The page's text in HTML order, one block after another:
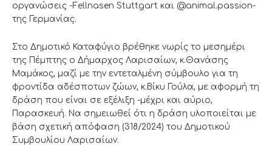
οργανώσεις -Fellnasen Stuttgart και @animal.passion-
της Γερμανίας.
Στο Δημοτικό Καταφύγιο βρέθηκε νωρίς το μεσημέρι
της Πέμπτης ο Δήμαρχος Λαρισαίων, κ.Θανάσης
Μαμάκος, μαζί με την εντεταλμένη σύμβουλο για τη
φροντίδα αδέσποτων ζώων, κ.Βίκυ Γούλα, με αφορμή τη
δράση που είναι σε εξέλιξη -μέχρι και αύριο,
Παρασκευή. Να σημειωθεί ότι η δράση υλοποιείται με
βάση σχετική απόφαση (318/2024) του Δημοτικού
Συμβουλίου Λαρισαίων.